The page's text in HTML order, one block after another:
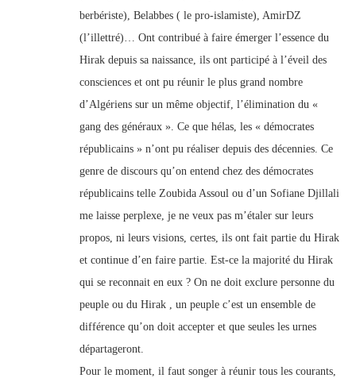
berbériste), Belabbes ( le pro-islamiste), AmirDZ
(l’illettré)… Ont contribué à faire émerger l’essence du
Hirak depuis sa naissance, ils ont participé à l’éveil des
consciences et ont pu réunir le plus grand nombre
d’Algériens sur un même objectif, l’élimination du «
gang des généraux ». Ce que hélas, les « démocrates
républicains » n’ont pu réaliser depuis des décennies. Ce
genre de discours qu’on entend chez des démocrates
républicains telle Zoubida Assoul ou d’un Sofiane Djillali
me laisse perplexe, je ne veux pas m’étaler sur leurs
propos, ni leurs visions, certes, ils ont fait partie du Hirak
et continue d’en faire partie. Est-ce la majorité du Hirak
qui se reconnait en eux ? On ne doit exclure personne du
peuple ou du Hirak , un peuple c’est un ensemble de
différence qu’on doit accepter et que seules les urnes
départageront.
Pour le moment, il faut songer à réunir tous les courants,